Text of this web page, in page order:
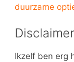
duurzame
Ikzelf ben erg